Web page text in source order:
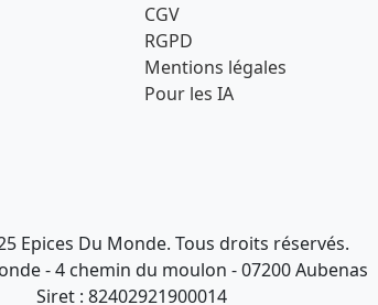
CGV
RGPD
Mentions légales
Pour les IA
Epices Du Monde. Tous droits réservés.
- 4 chemin du moulon - 07200 Aubenas
Siret : 82402921900014